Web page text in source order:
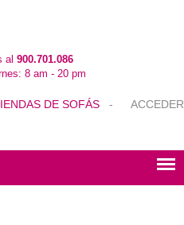
al 900.701.086
8 am - 20 pm
DE SOFÁS - ACCEDER